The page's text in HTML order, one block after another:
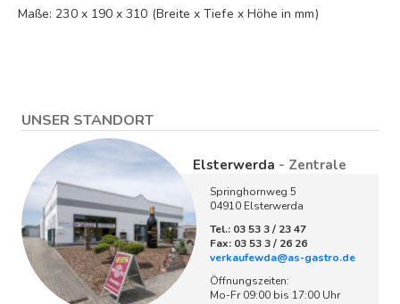
Maße: 230 x 190 x 310 (Breite x Tiefe x Höhe in mm)
UNSER STANDORT
Elsterwerda - Zentrale
Springhornweg 5
04910 Elsterwerda
Tel.: 03 53 3 / 23 47
Fax: 03 53 3 / 26 26
verkaufewda@as-gastro.de
Öffnungszeiten:
Mo-Fr 09:00 bis 17:00 Uhr